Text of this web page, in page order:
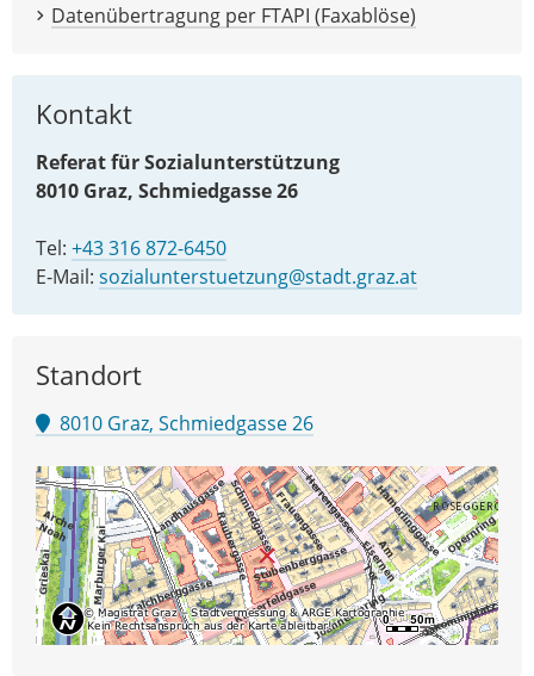
Datenübertragung per FTAPI (Faxablöse)
Kontakt
Referat für Sozialunterstützung
8010 Graz, Schmiedgasse 26
Tel: +43 316 872-6450
E-Mail: sozialunterstuetzung@stadt.graz.at
Standort
8010 Graz, Schmiedgasse 26